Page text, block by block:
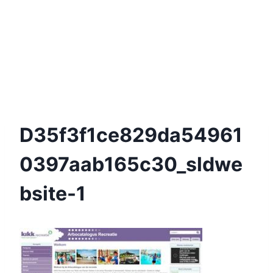
D35f3f1ce829da54961
0397aab165c30_sldwe
Bsite-1